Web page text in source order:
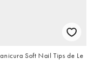
Soft Nail Tips de Le